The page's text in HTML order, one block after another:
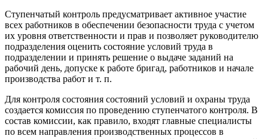
Ступенчатый контроль предусматривает активное участие
всех работников в обеспечении безопасности труда с учетом
их уровня ответственности и прав и позволяет руководителю
подразделения оценить состояние условий труда в
подразделении и принять решение о выдаче заданий на
рабочий день, допуске к работе бригад, работников и начале
производства работ и т. п.
Для контроля состояния состояний условий и охраны труда
создается комиссия по проведению ступенчатого контроля. В
состав комиссии, как правило, входят главные специалисты
по всем направления производственных процессов в